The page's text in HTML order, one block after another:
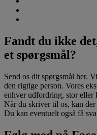
Fandt du ikke
et spørgsmål?
Send os dit spørgsmål her.
den rigtige person. Vores
enhver udfordring, stor eller
Når du skriver til os, kan
Du kan eventuelt også få